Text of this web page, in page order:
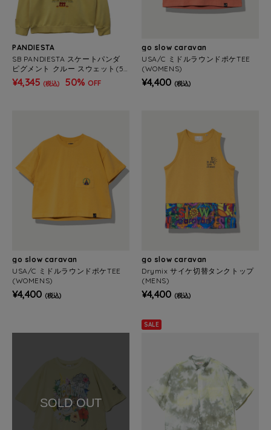
PANDIESTA
SB PANDIESTA スケートパンダ
ピグメント クルー スウェット(56
4561 MENS)
¥4,345 (税込) 50% OFF
go slow caravan
USA/C ミドルラウンドポケTEE
(WOMENS)
¥4,400 (税込)
go slow caravan
USA/C ミドルラウンドポケTEE
(WOMENS)
¥4,400 (税込)
go slow caravan
Drymix サイケ切替タンクトップ
(MENS)
¥4,400 (税込)
SOLD OUT
SALE